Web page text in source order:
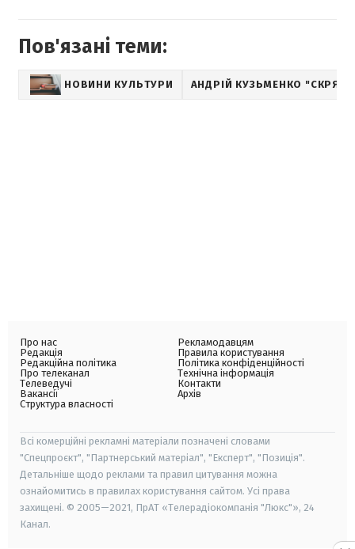
Пов'язані теми:
НОВИНИ КУЛЬТУРИ АНДРІЙ КУЗЬМЕНКО
Про нас
Редакція
Редакційна політика
Про телеканал
Телеведучі
Вакансії
Структура власності
Рекламодавцям
Правила користування
Політика конфіденційності
Технічна інформація
Контакти
Архів
Всі комерційні рекламні матеріали позначені словами
"Спецпроєкт", "Партнерський матеріал", "Експерт", "Позиція".
Детальніше щодо реклами та правил цитування можна
ознайомитись в правилах користування сайтом. Усі права
захищені. © 2005—2021, ПрАТ «Телерадіокомпанія "Люкс"», 24
Канал.